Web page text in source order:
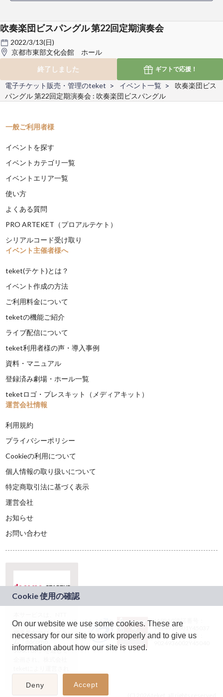
吹奏楽団ビスパングル 第22回定期演奏会
2022/3/13(日)
京都市東部文化会館 ホール
終了しました
ギフトで応援！
電子チケット販売・管理のteket イベント一覧
吹奏楽団ビス
パングル 第22回定期演奏会 : 吹奏楽団ビスパングル
一般ご利用者様
イベントを探す
イベントカテゴリ一覧
イベントエリア一覧
使い方
よくある質問
PRO ARTEKET（プロアルテケト）
シリアルコード受け取り
イベント主催者様へ
teket(テケト)とは？
イベント作成の方法
ご利用料金について
teketの機能ご紹介
ライブ配信について
teket利用者様の声・導入事例
資料・マニュアル
登録済み劇場・ホール一覧
teketロゴ・プレスキット（メディアキット）
運営会社情報
利用規約
プライバシーポリシー
Cookieの利用について
個人情報の取り扱いについて
特定商取引法に基づく表示
運営会社
お知らせ
お問い合わせ
ドコモグループの新
規事業創出プログラ
ム「docomo
STARTUP」を通じて
JASRAC許諾番号：
9024936001Y45037
JASRAC許諾番号：
On our website we use some cookies. These are
necessary for our site to work properly and to give us
information about how our site is used.
Deny Accept